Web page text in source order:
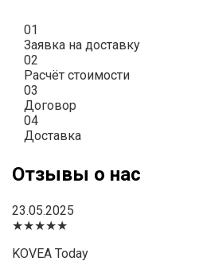
01
Заявка на доставку
02
Расчёт стоимости
03
Договор
04
Доставка
Отзывы о нас
23.05.2025
★★★★★
KOVEA Today